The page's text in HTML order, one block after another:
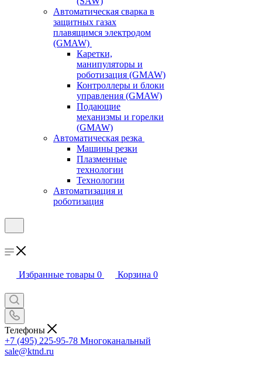
Автоматическая сварка в
защитных газах
плавящимся электродом
(GMAW)
Каретки,
манипуляторы и
роботизация (GMAW)
Контроллеры и блоки
управления (GMAW)
Подающие
механизмы и горелки
(GMAW)
Автоматическая резка
Машины резки
Плазменные
технологии
Технологии
Автоматизация и
роботизация
Избранные товары 0 Корзина 0
Телефоны
+7 (495) 225-95-78 Многоканальный
sale@ktnd.ru